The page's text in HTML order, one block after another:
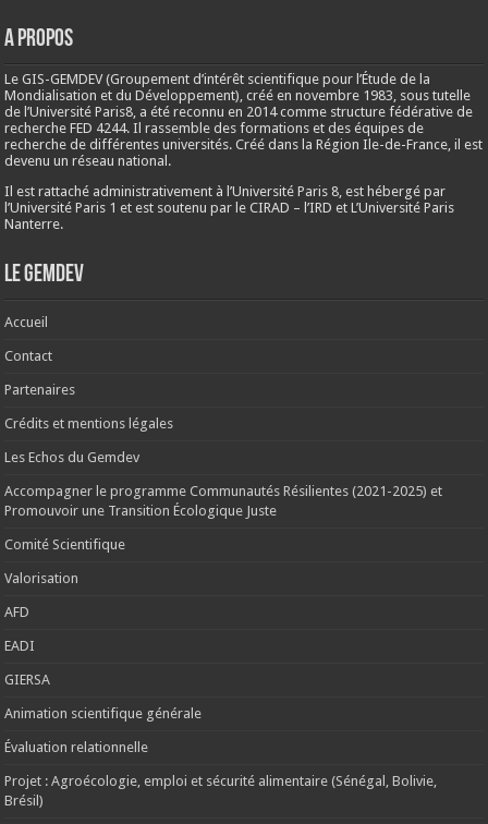
A propos
Le GIS-GEMDEV (Groupement d’intérêt scientifique pour l’Étude de la
Mondialisation et du Développement), créé ennovembre 1983, sous tutelle
de l’Université Paris8, a été reconnu en 2014 comme structure fédérative de
recherche FED 4244. Il rassemble des formations et des équipes de
recherche de différentes universités. Créé dans la Région Ile-de-France, il est
devenu un réseau national.
Il est rattaché administrativement à l’Université Paris 8, est hébergé par
l’Université Paris 1 et est soutenu par le CIRAD – l’IRD et L’Université Paris
Nanterre.
Le Gemdev
Accueil
Contact
Partenaires
Crédits et mentions légales
Les Echos du Gemdev
Accompagner le programme Communautés Résilientes (2021-2025) et
Promouvoir une Transition Écologique Juste
Comité Scientifique
Valorisation
AFD
EADI
GIERSA
Animation scientifique générale
Évaluation relationnelle
Projet : Agroécologie, emploi et sécurité alimentaire (Sénégal, Bolivie,
Brésil)